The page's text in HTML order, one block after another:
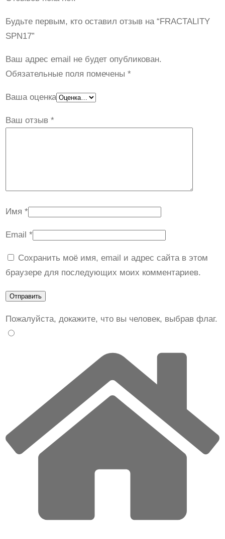
Будьте первым, кто оставил отзыв на “FRACTALITY
SPN17”
Ваш адрес email не будет опубликован.
Обязательные поля помечены *
Ваша оценка
Ваш отзыв *
Имя *
Email *
Сохранить моё имя, email и адрес сайта в этом
браузере для последующих моих комментариев.
Пожалуйста, докажите, что вы человек, выбравфлаг.